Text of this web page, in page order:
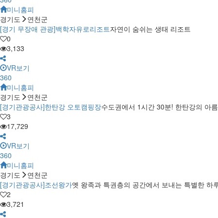
미니홈피
경기도
연천군
[경기 무장애 관광]백학자유로리조트자연이 숨쉬는 생태 리조트
0
3,133
VR보기
360
미니홈피
경기도
연천군
[경기관광공사]한탄강 오토캠핑장수도권에서 1시간 30분! 한탄강의 아
3
17,729
VR보기
360
미니홈피
경기도
연천군
[경기관광공사]조선왕가옛 왕족과 특권층의 공간에서 보내는 특별한 하
2
3,721